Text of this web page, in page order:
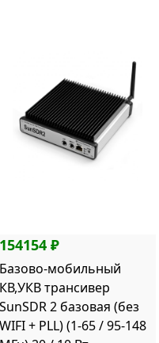
154154 ₽
Базово-мобильный
КВ,УКВ трансивер
SunSDR 2 базовая (без
WIFI + PLL) (1-65 / 95-148